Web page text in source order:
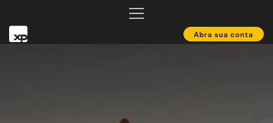
Abra sua conta